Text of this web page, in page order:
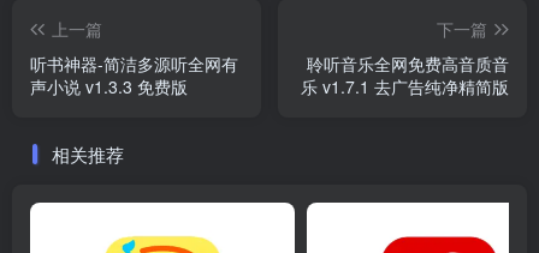
上一篇
听书神器-简洁多源听全网有
声小说 v1.3.3 免费版
下一篇
聆听音乐全网免费高音质音
乐 v1.7.1 去广告纯净精简版
相关推荐